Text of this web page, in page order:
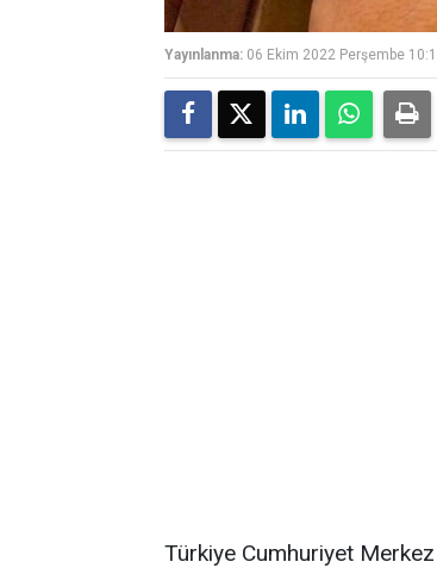
Yayınlanma: 06 Ekim 2022 Perşembe
Türkiye Cumhuriyet